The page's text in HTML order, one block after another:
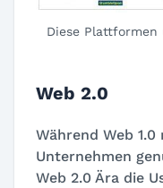
Diese
Web 2.0
Während Web
Unternehmen
Web 2.0 Ära die